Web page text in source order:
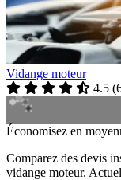
Vidange moteur
4.5 (
Économisez en
Comparez des devis
vidange moteur.